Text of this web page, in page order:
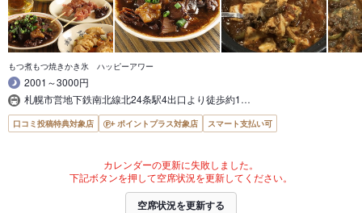
もつ煮もつ焼きかき氷 ハッピーアワー
2001～3000円
札幌市営地下鉄南北線北24条駅4出口より徒歩約1…
口コミ投稿特典対象店 ポイントプラス対象店 スマート支払い可
カレンダーの更新に失敗しました。
下記ボタンを押して空席状況を更新してください。
空席状況を更新する